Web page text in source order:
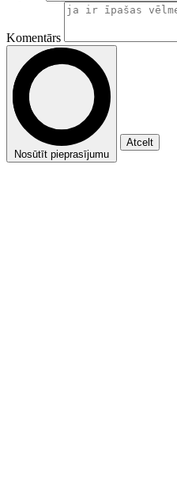
Komentārs
Nosūtīt pieprasījumu
Atcelt